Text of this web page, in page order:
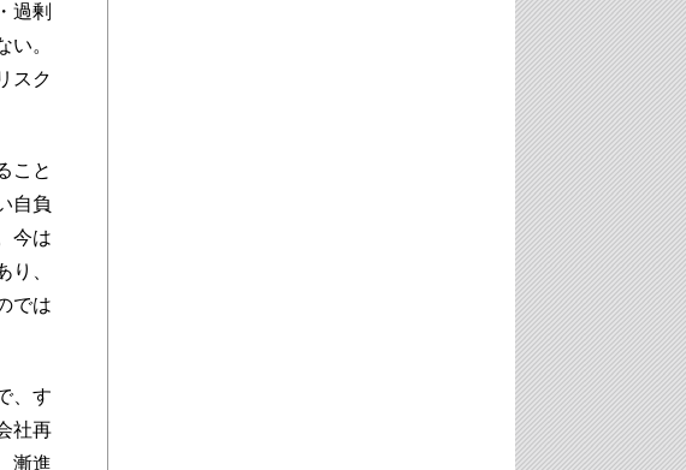
過剰
。
スク
こと
自負
今は
、
では
、す
社再
漸進